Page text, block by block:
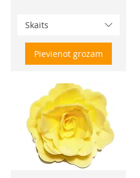
Skaits
Pievienot grozam